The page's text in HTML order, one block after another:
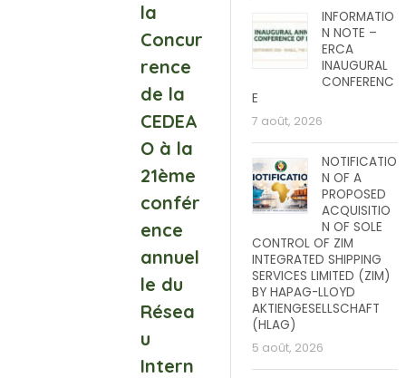
la
Concur
rence
de la
CEDEA
O à la
21ème
confér
ence
annuel
le du
Résea
u
Intern
INFORMATIO
N NOTE –
ERCA
INAUGURAL
CONFERENC
E
7 août, 2026
NOTIFICATIO
N OF A
PROPOSED
ACQUISITIO
N OF SOLE
CONTROL OF ZIM
INTEGRATED SHIPPING
SERVICES LIMITED (ZIM)
BY HAPAG-LLOYD
AKTIENGESELLSCHAFT
(HLAG)
5 août, 2026